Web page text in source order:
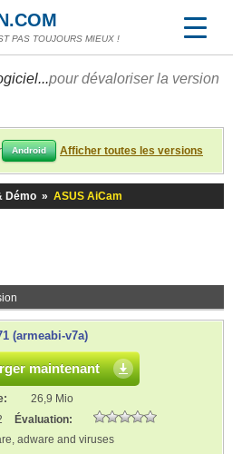
PAS TOUJOURS MIEUX !
pour dévaloriser la version
Android Afficher toutes les versions
Démo » ASUS AiCam
(armeabi-v7a)
maintenant
26,9 Mio
Évaluation:
adware and viruses